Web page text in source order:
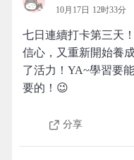
10月17日 12时33分
七日連續打卡第三天
信心，又重新開始養
了活力！YA~學習要
要的！😉
分享